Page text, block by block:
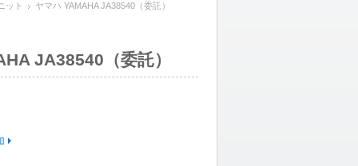
ット ヤマハ YAMAHA JA38540（委託）
JA38540（委託）